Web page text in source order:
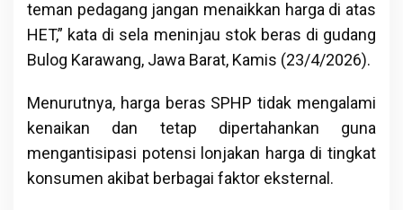
teman pedagang jangan menaikkan harga di atas
HET,” kata di sela meninjau stok beras di gudang
Bulog Karawang, Jawa Barat, Kamis (23/4/2026).
Menurutnya, harga beras SPHP tidak mengalami
kenaikan dan tetap dipertahankan guna
mengantisipasi potensi lonjakan harga di tingkat
konsumen akibat berbagai faktor eksternal.